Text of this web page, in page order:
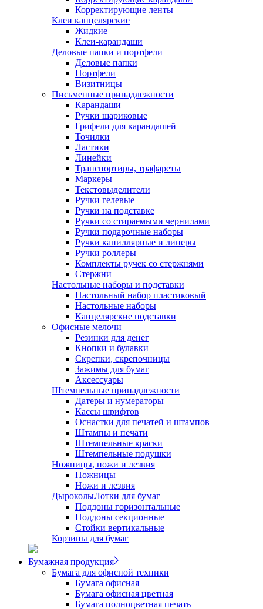
Корректирующие ленты
Клеи канцелярские
Жидкие
Клеи-карандаши
Деловые папки и портфели
Деловые папки
Портфели
Визитницы
Письменные принадлежности
Карандаши
Ручки шариковые
Грифели для карандашей
Точилки
Ластики
Линейки
Транспортиры, трафареты
Маркеры
Текстовыделители
Ручки гелевые
Ручки на подставке
Ручки со стираемыми чернилами
Ручки подарочные наборы
Ручки капиллярные и линеры
Ручки роллеры
Комплекты ручек со стержнями
Стержни
Настольные наборы и подставки
Настольный набор пластиковый
Настольные наборы
Канцелярские подставки
Офисные мелочи
Резинки для денег
Кнопки и булавки
Скрепки, скрепочницы
Зажимы для бумаг
Аксессуары
Штемпельные принадлежности
Датеры и нумераторы
Кассы шрифтов
Оснастки для печатей и штампов
Штампы и печати
Штемпельные краски
Штемпельные подушки
Ножницы, ножи и лезвия
Ножницы
Ножи и лезвия
ДыроколыЛотки для бумаг
Поддоны горизонтальные
Поддоны секционные
Стойки вертикальные
Корзины для бумаг
Бумажная продукция
Бумага для офисной техники
Бумага офисная
Бумага офисная цветная
Бумага полноцветная печать